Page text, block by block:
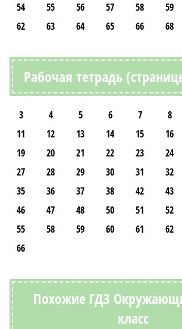
54
55 56 57 58 59
62
63 64 65 66 68
Рабочая тетрадь
3 4 5 6 7 8
11
12 13 14 15 16
19
20 21 22 23 24
27
28 29 30 31 32
35
36 37 38 42 43
46
47 48 50 51 52
55
58 59 60 61 62
66
Похожие ГДЗ
класс